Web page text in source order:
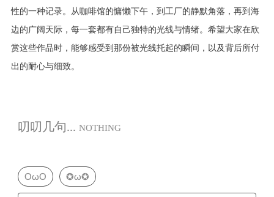
性的一种记录。从咖啡馆的慵懒下午，到工厂的静默角落，再到海
边的广阔天际，每一套都有自己独特的光线与情绪。希望大家在欣
赏这些作品时，能够感受到那份被光线托起的瞬间，以及背后所付
出的耐心与细致。
叨叨几句... NOTHING
OωO ✪ω✪